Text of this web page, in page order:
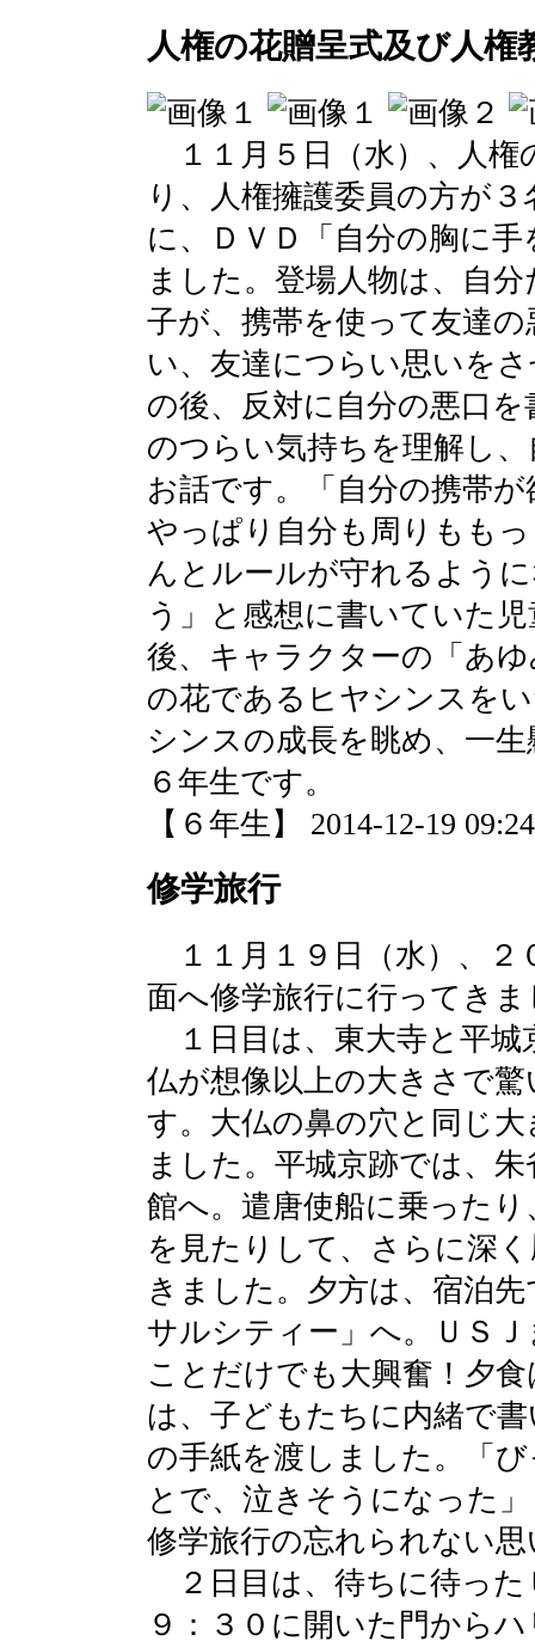
人権の花贈呈式及び人権
１１月５日（水）、人権
り、人権擁護委員の方が
に、ＤＶＤ「自分の胸に
ました。登場人物は、自
子が、携帯を使って友達
い、友達につらい思いを
の後、反対に自分の悪口
のつらい気持ちを理解し
お話です。「自分の携帯
やっぱり自分も周りもも
んとルールが守れるよう
う」と感想に書いていた
後、キャラクターの「あ
の花であるヒヤシンスを
シンスの成長を眺め、一
６年生です。
【６年生】 2014-12-19
修学旅行
１１月１９日（水）、２
面へ修学旅行に行ってき
１日目は、東大寺と平城
仏が想像以上の大きさで
す。大仏の鼻の穴と同じ
ました。平城京跡では、
館へ。遣唐使船に乗った
を見たりして、さらに深
きました。夕方は、宿泊
サルシティー」へ。ＵＳ
ことだけでも大興奮！夕
は、子どもたちに内緒で
の手紙を渡しました。「
とで、泣きそうになった
修学旅行の忘れられない
２日目は、待ちに待った
９：３０に開いた門から